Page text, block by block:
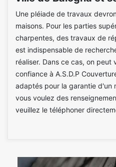
Une pléiade de travaux
maisons. Pour les parties
charpentes, des travaux de
est indispensable de
réaliser. Dans ce cas, on peut
confiance à A.S.D.P
adaptés pour la garantie d'un
vous voulez des
veuillez le téléphoner